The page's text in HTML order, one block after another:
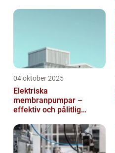
04 oktober 2025
Elektriska
membranpumpar –
effektiv och pålitlig